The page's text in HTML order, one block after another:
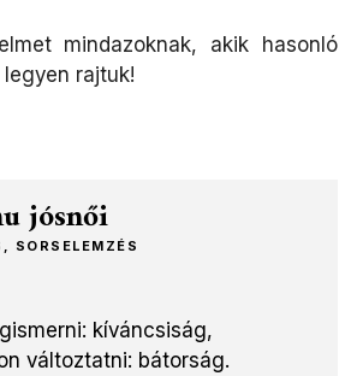
mindazoknak, akik hasonló
rajtuk!
jósnői
SORSELEMZÉS
kíváncsiság,
változtatni: bátorság.